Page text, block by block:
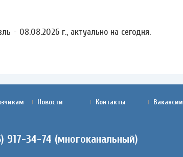
- 08.08.2026 г., актуально на сегодня.
Новости Контакты Вакансии
917-34-74 (многоканальный)